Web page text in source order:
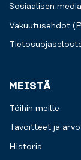
Sosiaalisen
Vakuutusehdot
MEISTÄ
Töihin meille
Tavoitteet ja
Historia